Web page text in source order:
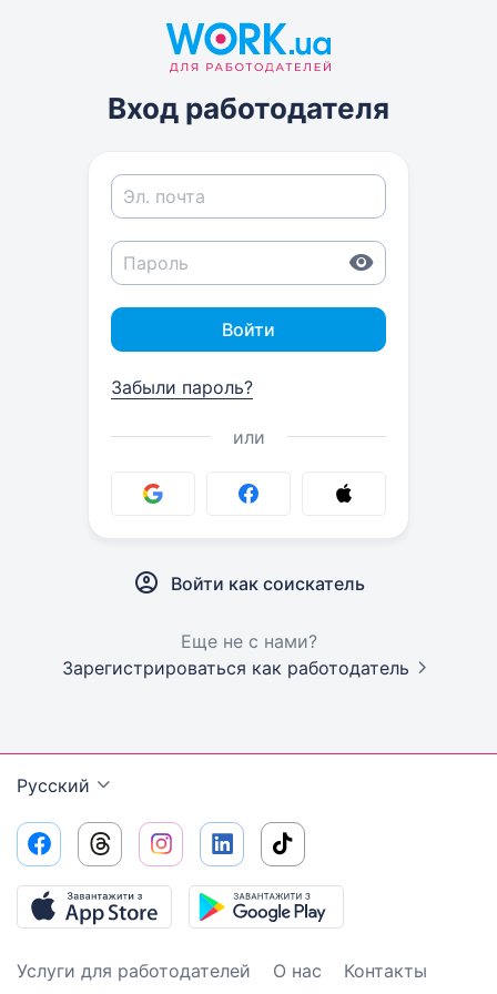
Вход работодателя
Войти
Забыли пароль?
или
Войти как соискатель
Еще не с нами?
Зарегистрироваться как работодатель
Русский
Услуги для работодателей О нас
Контакты